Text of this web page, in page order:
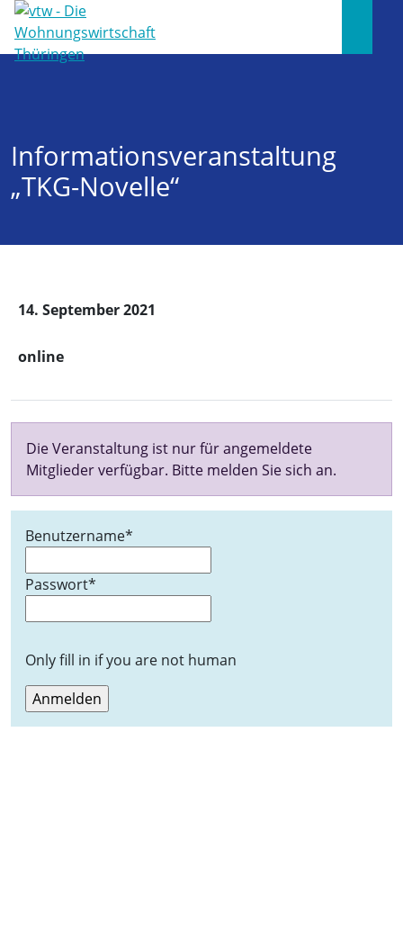
Informationsveranstaltung
„TKG-Novelle“
14. September 2021
online
Die Veranstaltung ist nur für angemeldete
Mitglieder verfügbar. Bitte melden Sie sich an.
Benutzername*
Passwort*
Only fill in if you are not human